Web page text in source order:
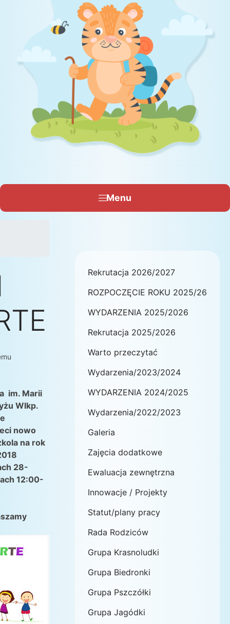
Menu
Rekrutacja 2026/2027
ROZPOCZĘCIE ROKU 2025/26
WYDARZENIA 2025/2026
Rekrutacja 2025/2026
Warto przeczytać
Wydarzenia/2023/2024
WYDARZENIA 2024/2025
Wydarzenia/2022/2023
Galeria
Zajęcia dodatkowe
Ewaluacja zewnętrzna
Innowacje / Projekty
Statut/plany pracy
Rada Rodziców
Grupa Krasnoludki
Grupa Biedronki
Grupa Pszczółki
Grupa Jagódki
im. Marii
Wlkp.
nowo
na rok
28-
h 12:00-